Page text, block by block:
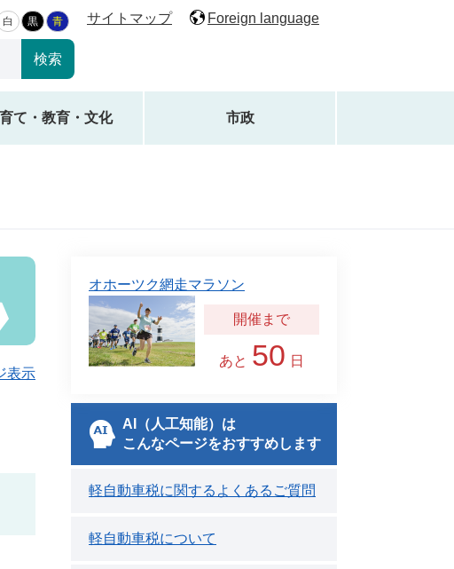
白 黒 青 サイトマップ Foreign language
て・教育・文化 市政
表示
オホーツク網走マラソン
あと 50 日
AI（人工知能）は
こんなページをおすすめします
軽自動車税に関するよくあるご質問
軽自動車税について